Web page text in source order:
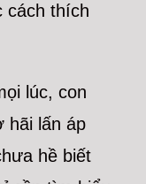
cách thích
lúc, con
hãi lấn áp
hề biết